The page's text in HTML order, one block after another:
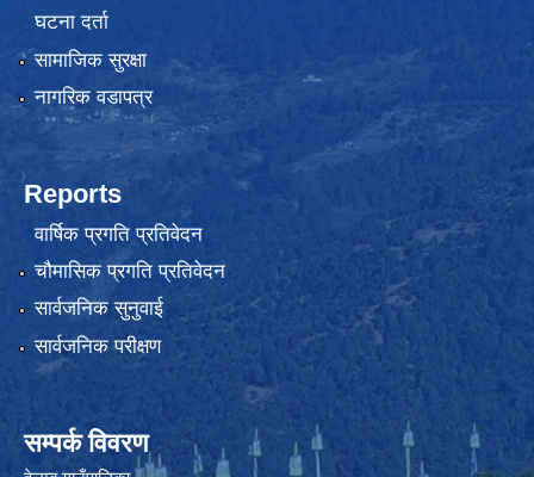
घटना दर्ता
सामाजिक सुरक्षा
नागरिक वडापत्र
Reports
वार्षिक प्रगति प्रतिवेदन
चौमासिक प्रगति प्रतिवेदन
सार्वजनिक सुनुवाई
सार्वजनिक परीक्षण
सम्पर्क विवरण